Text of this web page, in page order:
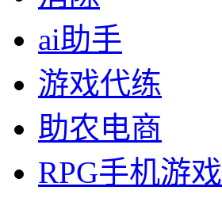
ai助手
游戏代练
助农电商
RPG手机游戏